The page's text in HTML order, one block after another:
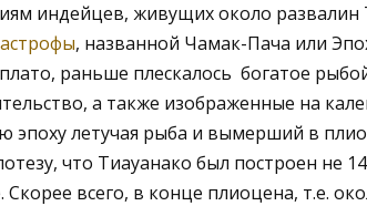
индейцев, живущих около развалин
, названной Чамак-Пача или
раньше плескалось богатое
а также изображенные на
эпоху летучая рыба и вымерший в
что Тиауанако был построен не
всего, в конце плиоцена, т.е.